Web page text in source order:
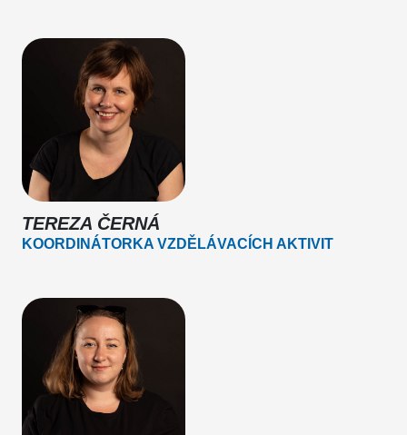
TEREZA ČERNÁ
KOORDINÁTORKA VZDĚLÁVACÍCH AKTIVIT